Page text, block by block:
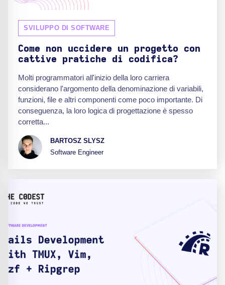
SVILUPPO DI SOFTWARE
Come non uccidere un progetto con
cattive pratiche di codifica?
Molti programmatori all'inizio della loro carriera
considerano l'argomento della denominazione di variabili,
funzioni, file e altri componenti come poco importante. Di
conseguenza, la loro logica di progettazione è spesso
corretta...
BARTOSZ SLYSZ
Software Engineer